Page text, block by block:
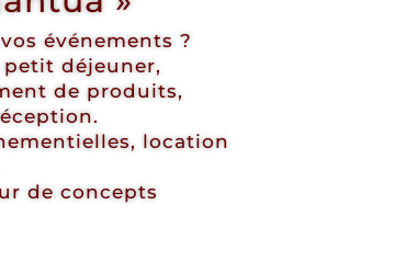
événements ?
déjeuner,
de produits,
location
de concepts